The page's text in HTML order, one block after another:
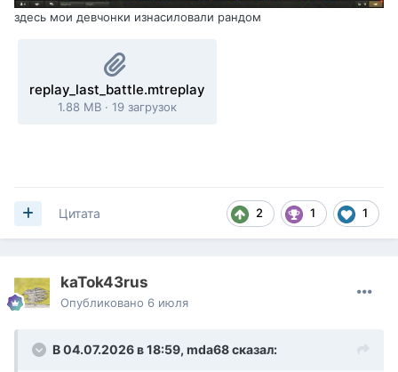
здесь мои девчонки изнасиловали рандом
replay_last_battle.mtreplay
1.88 MB · 19 загрузок
2 1 1
Цитата
kaTok43rus
Опубликовано 6 июля
В 04.07.2026 в 18:59, mda68сказал: